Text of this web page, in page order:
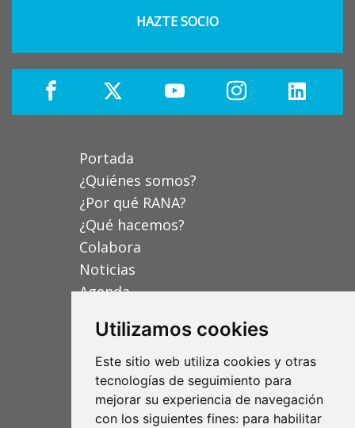
Utilizamos cookies
Este sitio web utiliza cookies y otras
tecnologías de seguimiento para
mejorar su experiencia de navegación
con los siguientes fines: para habilitar
HAZTE SOCIO
Portada
¿Quiénes somos?
¿Por qué RANA?
¿Qué hacemos?
Colabora
Noticias
Agenda
Fundación RANA
C/ de la Mare Jeanne Jugan 3A 1ºC